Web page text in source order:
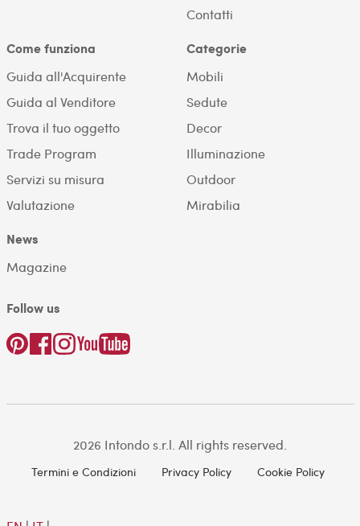
Contatti
Come funziona
Guida all'Acquirente
Guida al Venditore
Trova il tuo oggetto
Trade Program
Servizi su misura
Valutazione
Categorie
Mobili
Sedute
Decor
Illuminazione
Outdoor
Mirabilia
News
Magazine
Follow us
2026 Intondo s.r.l. All rights reserved.
Termini e Condizioni Privacy Policy Cookie Policy